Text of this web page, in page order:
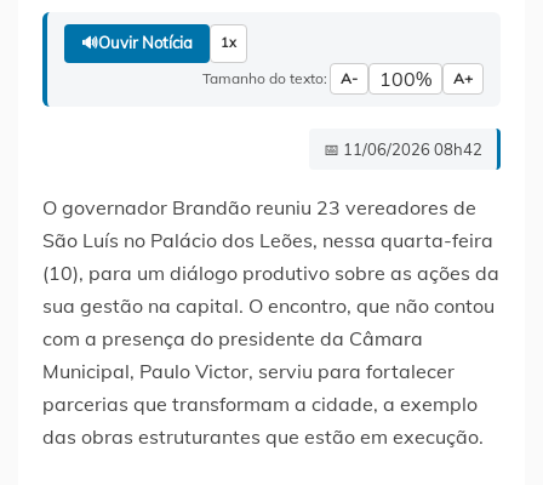
🔊Ouvir Notícia 1x
Tamanho do texto: A- 100% A+
📅 11/06/2026 08h42
O governador Brandão reuniu 23 vereadores de
São Luís no Palácio dos Leões, nessa quarta-feira
(10), para um diálogo produtivo sobre as ações da
sua gestão na capital. O encontro, que não contou
com a presença do presidente da Câmara
Municipal, Paulo Victor, serviu para fortalecer
parcerias que transformam a cidade, a exemplo
das obras estruturantes que estão em execução.